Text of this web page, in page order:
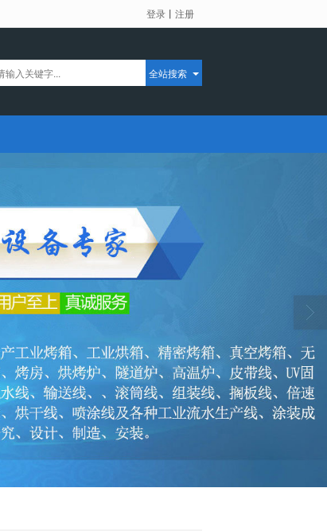
登录 丨 注册
全站搜索